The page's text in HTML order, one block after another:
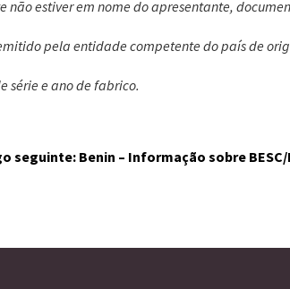
estiver em nome do apresentante,
pela entidade competente do país de
série e ano de fabrico.
seguinte: Benin – Informação sobre BESC/